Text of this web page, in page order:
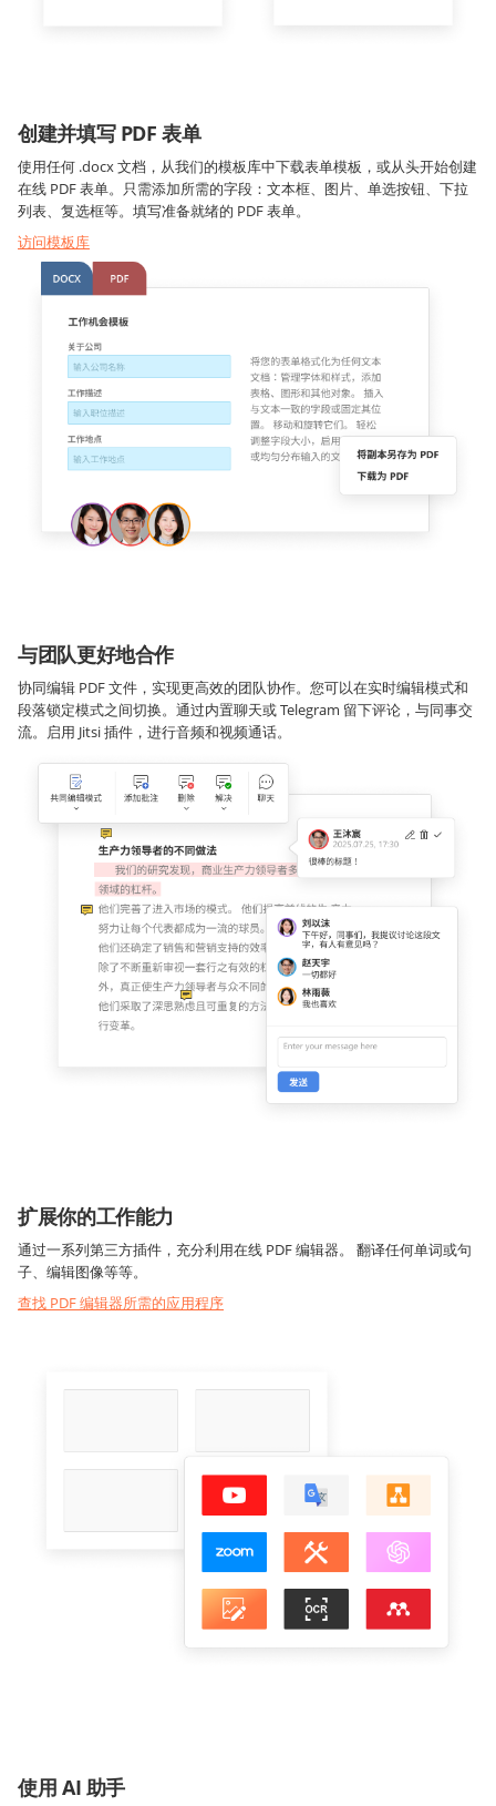
创建并填写 PDF 表单
使用任何 .docx 文档，从我们的模板库中下载表单模板，或从头开始创建
在线 PDF 表单。只需添加所需的字段：文本框、图片、单选按钮、下拉
列表、复选框等。填写准备就绪的 PDF 表单。
访问模板库
与团队更好地合作
协同编辑 PDF 文件，实现更高效的团队协作。您可以在实时编辑模式和
段落锁定模式之间切换。通过内置聊天或 Telegram 留下评论，与同事交
流。启用 Jitsi 插件，进行音频和视频通话。
扩展你的工作能力
通过一系列第三方插件，充分利用在线 PDF 编辑器。 翻译任何单词或句
子、编辑图像等等。
查找 PDF 编辑器所需的应用程序
使用 AI 助手